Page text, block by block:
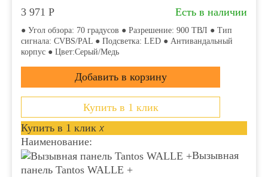
3 971 Р Есть в наличии
● Угол обзора: 70 градусов ● Разрешение: 900 ТВЛ ● Тип
сигнала: CVBS/PAL ● Подсветка: LED ● Антивандальный
корпус ● Цвет:Серый/Медь
Купить в 1 клик
Купить в 1 клик x
Наименование:
Вызывная
панель Tantos WALLE +